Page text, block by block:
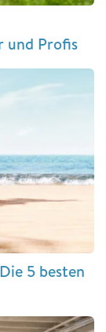
und Profis
5 besten